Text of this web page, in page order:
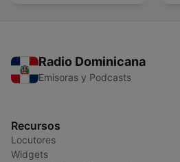
Radio Dominicana
Emisoras y Podcasts
Recursos
Locutores
Widgets